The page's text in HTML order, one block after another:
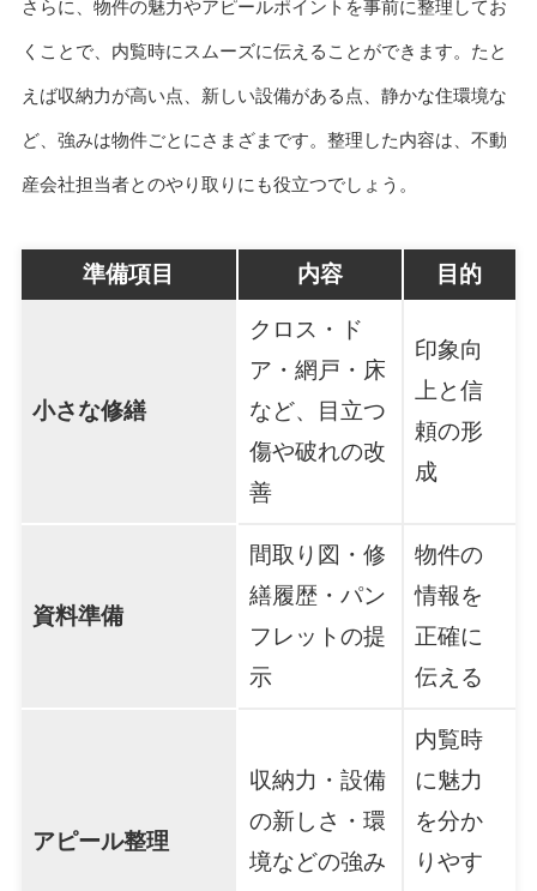
さらに、物件の魅力やアピールポイントを事前に整理してお
くことで、内覧時にスムーズに伝えることができます。たと
えば収納力が高い点、新しい設備がある点、静かな住環境な
ど、強みは物件ごとにさまざまです。整理した内容は、不動
産会社担当者とのやり取りにも役立つでしょう。
準備項目 内容 目的
小さな修繕
クロス・ド
ア・網戸・床
など、目立つ
傷や破れの改
善
印象向
上と信
頼の形
成
資料準備
間取り図・修
繕履歴・パン
フレットの提
示
物件の
情報を
正確に
伝える
アピール整理
収納力・設備
の新しさ・環
境などの強み
内覧時
に魅力
を分か
りやす